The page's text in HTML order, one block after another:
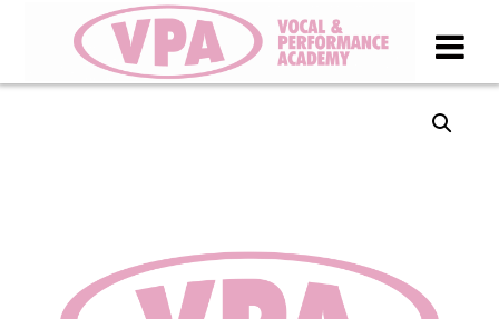
naar
inhoud